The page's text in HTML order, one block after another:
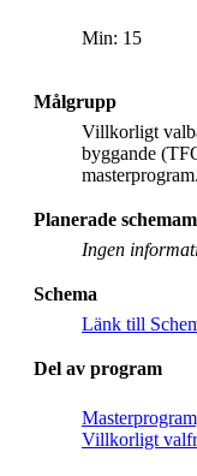
Min: 15
Målgrupp
Villkorligt
byggande
masterprogram.
Planerade
Ingen
Schema
Länk till
Del av program
Villkorligt